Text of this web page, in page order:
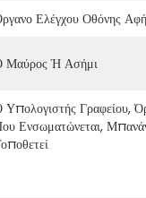
Ελέγχου Οθόνης
Μαύρος Ή Ασήμι
Υπολογιστής Γραφείου,
Ενσωματώνεται,